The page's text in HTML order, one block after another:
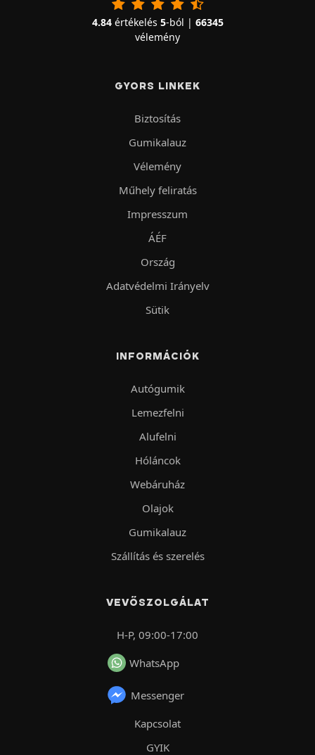
4.84értékelés 5-ból | 66345
vélemény
GYORS LINKEK
Biztosítás
Gumikalauz
Vélemény
Műhely feliratás
Impresszum
ÁÉF
Ország
Adatvédelmi Irányelv
Sütik
INFORMÁCIÓK
Autógumik
Lemezfelni
Alufelni
Hóláncok
Webáruház
Olajok
Gumikalauz
Szállítás és szerelés
VEVŐSZOLGÁLAT
H-P, 09:00-17:00
WhatsApp
Messenger
Kapcsolat
GYIK